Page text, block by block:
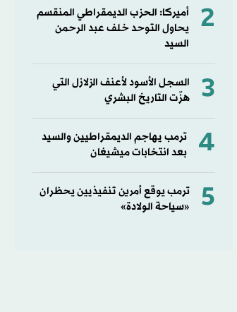
2
أميركا: الحزب الديمقراطي المنقسم
يحاول التوحد خلف عبد الرحمن
السيد
3
السجل الأسود لأعنف الزلازل التي
هزّت التاريخ البشري
4
ترمب يهاجم الديمقراطيين والسيد
بعد انتخابات ميشيغان
5
ترمب يوقع أمرين تنفيذيين يحظران
«سياحة الولادة»